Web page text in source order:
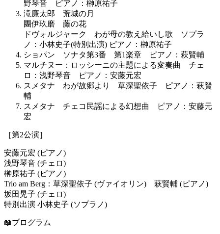
野琴音 ピアノ：榊原祐子
滝廉太郎 荒城の月
團伊玖磨 藤の花
ドヴォルジャーク わが母の教え給いし歌 ソプラ
ノ：小林史子(特別出演) ピアノ：榊原祐子
ショパン ソナタ第3番 第1楽章 ピアノ：萩賢輔
マルチヌー：ロッシーニの主題による変奏曲 チェ
ロ：浅野琴音 ピアノ：安藤元宏
スメタナ わが故郷より 草深聖依子 ピアノ：萩賢
輔
スメタナ チェコ民謡による幻想曲 ピアノ：安藤元
宏
［第2公演］
安藤元宏 (ピアノ)
浅野琴音 (チェロ)
榊原祐子 (ピアノ)
Trio am Berg：草深聖依子 (ヴァイオリン) 萩賢輔 (ピアノ)
坂田晃子 (チェロ)
特別出演 小林史子 (ソプラノ)
📖プログラム